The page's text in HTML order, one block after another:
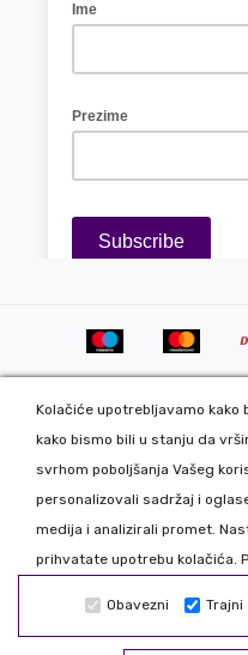
Kolačiće upotrebljavamo
kako bismo bili u stanju da
svrhom poboljšanja Vašeg
personalizovali sadržaj i
medija i analizirali promet.
prihvatate upotrebu kolačića.
Obavezni Trajni
Copyright 2020 DekorDom
development:
Izrada internet